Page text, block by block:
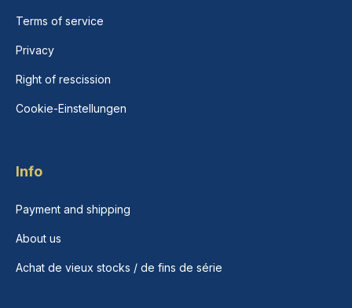
Terms of service
Privacy
Right of rescission
Cookie-Einstellungen
Info
Payment and shipping
About us
Achat de vieux stocks / de fins de série